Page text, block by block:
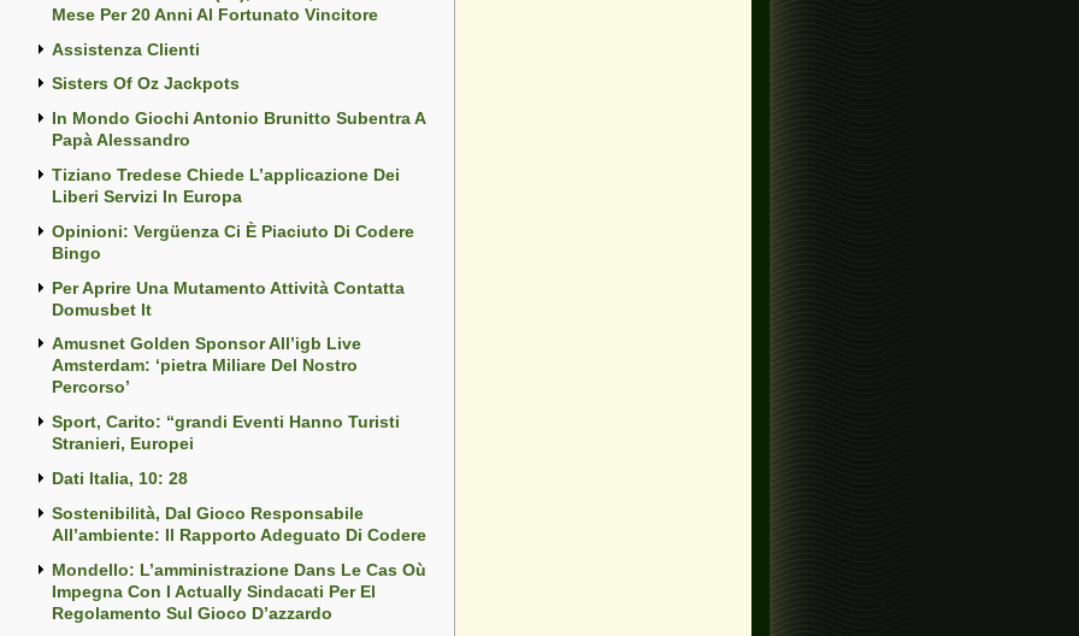
Mese Per 20 Anni Al Fortunato Vincitore
Assistenza Clienti
Sisters Of Oz Jackpots
In Mondo Giochi Antonio Brunitto Subentra A
Papà Alessandro
Tiziano Tredese Chiede L’applicazione Dei
Liberi Servizi In Europa
Opinioni: Vergüenza Ci È Piaciuto Di Codere
Bingo
Per Aprire Una Mutamento Attività Contatta
Domusbet It
Amusnet Golden Sponsor All’igb Live
Amsterdam: ‘pietra Miliare Del Nostro
Percorso’
Sport, Carito: “grandi Eventi Hanno Turisti
Stranieri, Europei
Dati Italia, 10: 28
Sostenibilità, Dal Gioco Responsabile
All’ambiente: Il Rapporto Adeguato Di Codere
Mondello: L’amministrazione Dans Le Cas Où
Impegna Con I Actually Sindacati Per El
Regolamento Sul Gioco D’azzardo